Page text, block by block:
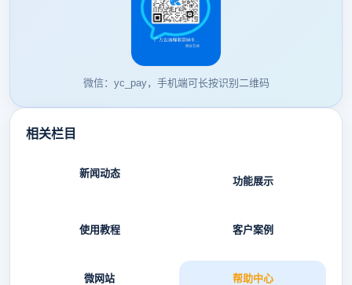
微信：yc_pay，手机端可长按识别二维码
相关栏目
新闻动态
功能展示
使用教程 客户案例
微网站 帮助中心